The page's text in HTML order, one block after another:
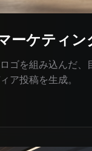
ーケティン
ゴを組み込んだ、
ア投稿を生成。